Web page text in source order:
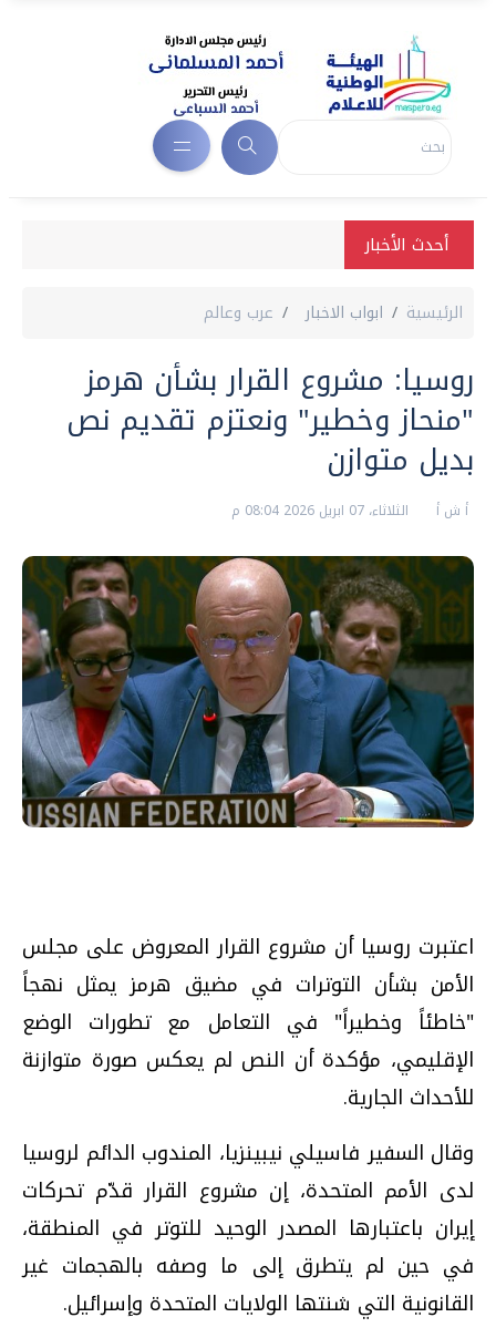
أحدث الأخبار
الرئيسية ابواب الاخبار عرب وعالم
روسيا: مشروع القرار بشأن هرمز
"منحاز وخطير" ونعتزم تقديم نص
بديل متوازن
أ ش أ الثلاثاء، 07 ابريل 2026 08:04 م
اعتبرت روسيا أن مشروع القرار المعروض على مجلس
الأمن بشأن التوترات في مضيق هرمز يمثل نهجاً
"خاطئاً وخطيراً" في التعامل مع تطورات الوضع
الإقليمي، مؤكدة أن النص لم يعكس صورة متوازنة
للأحداث الجارية.
وقال السفير فاسيلي نيبينزيا، المندوب الدائم لروسيا
لدى الأمم المتحدة، إن مشروع القرار قدّم تحركات
إيران باعتبارها المصدر الوحيد للتوتر في المنطقة،
في حين لم يتطرق إلى ما وصفه بالهجمات غير
القانونية التي شنتها الولايات المتحدة وإسرائيل.